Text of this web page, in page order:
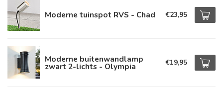
Moderne tuinspot RVS - Chad €23,95
Moderne buitenwandlamp
zwart 2-lichts - Olympia €19,95